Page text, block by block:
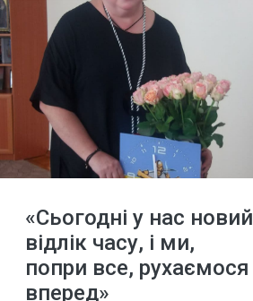
«Сьогодні у нас новий
відлік часу, і ми,
попри все, рухаємося
вперед»